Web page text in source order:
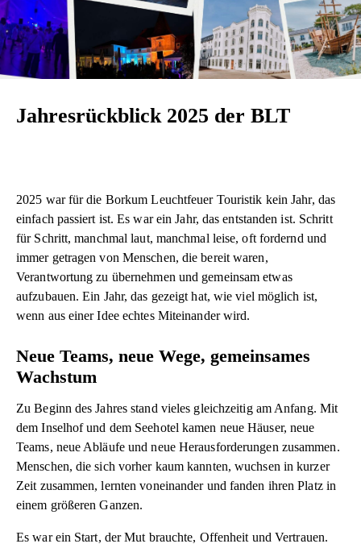
Jahresrückblick 2025 der BLT
2025 war für die Borkum Leuchtfeuer Touristik kein Jahr, das
einfach passiert ist. Es war ein Jahr, das entstanden ist. Schritt
für Schritt, manchmal laut, manchmal leise, oft fordernd und
immer getragen von Menschen, die bereit waren,
Verantwortung zu übernehmen und gemeinsam etwas
aufzubauen. Ein Jahr, das gezeigt hat, wie viel möglich ist,
wenn aus einer Idee echtes Miteinander wird.
Neue Teams, neue Wege, gemeinsames
Wachstum
Zu Beginn des Jahres stand vieles gleichzeitig am Anfang. Mit
dem Inselhof und dem Seehotel kamen neue Häuser, neue
Teams, neue Abläufe und neue Herausforderungen zusammen.
Menschen, die sich vorher kaum kannten, wuchsen in kurzer
Zeit zusammen, lernten voneinander und fanden ihren Platz in
einem größeren Ganzen.
Es war ein Start, der Mut brauchte, Offenheit und Vertrauen.